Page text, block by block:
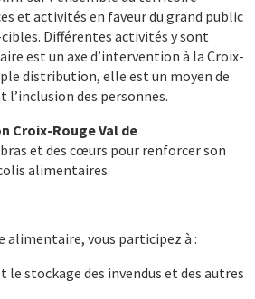
et activités en faveur du grand public
Différentes activités y sont
est un axe d’intervention à la Croix-
distribution, elle est un moyen de
des personnes.
Croix-Rouge Val de
et des cœurs pour renforcer son
alimentaires.
alimentaire, vous participez à :
le stockage des invendus et des autres